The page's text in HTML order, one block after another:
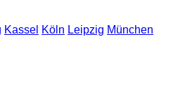
Kassel Köln Leipzig München